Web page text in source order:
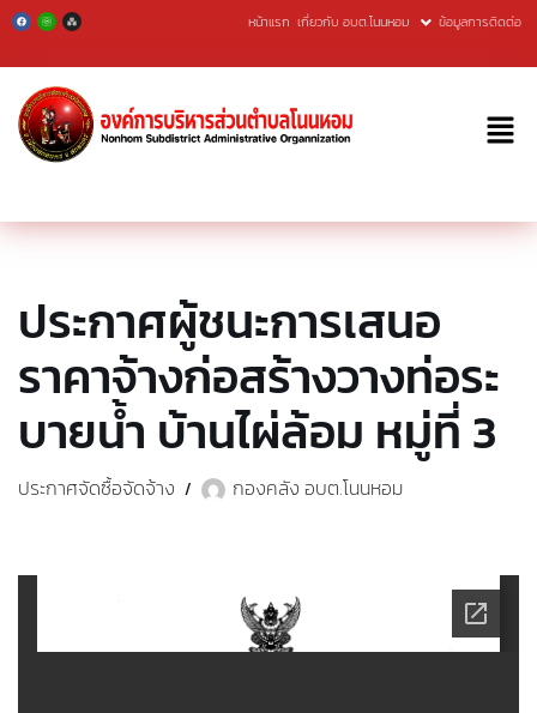
Skip
to
content
หน้าแรก เกี่ยวกับ อบต.โนนหอม ข้อมูลการติดต่อ
ประกาศผู้ชนะการเสนอ
ราคาจ้างก่อสร้างวางท่อระ
บายนํ้า บ้านไผ่ล้อม หมู่ที่ 3
ประกาศจัดซื้อจัดจ้าง กองคลัง อบต.โนนหอม